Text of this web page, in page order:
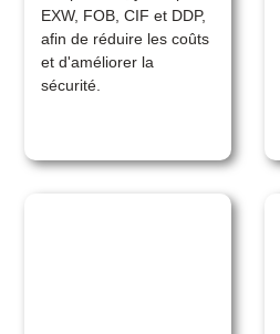
EXW, FOB, CIF et DDP,
afin de réduire les coûts
et d'améliorer la
sécurité.